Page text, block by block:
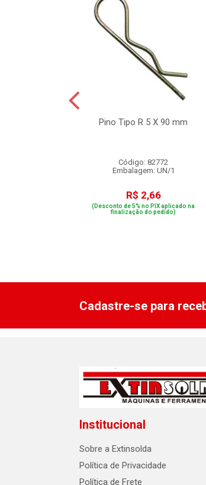
Pino Tipo R 5 X 90 mm
Código: 82772
Embalagem: UN/1
R$ 2,66
(Desconto de 5% no PIX aplicado na
finalização do pedido)
Cadastre-se para
Institucional
Sobre a Extinsolda
Política de Privacidade
Política de Frete